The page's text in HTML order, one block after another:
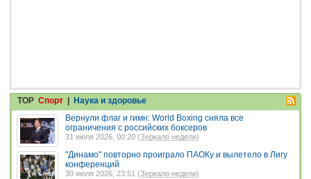
TOP Спорт | Наука и здоровье
Вернули флаг и гимн: World Boxing сняла все
ограничения с российских боксеров
31 июля 2026, 00:20 (Зеркало недели)
"Динамо" повторно проиграло ПАОКу и вылетело в Лигу
конференций
30 июля 2026, 23:51 (Зеркало недели)